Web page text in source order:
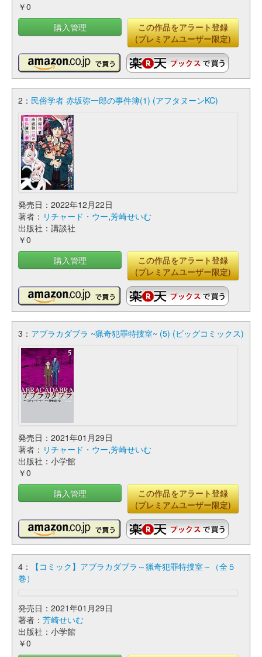
￥0
購入管理
この作品をアラート登録
(プレミアムユーザー限定)
2： 民俗学者 赤坂弥一郎の事件簿(1) (アフタヌーンKC)
発売日：2022年12月22日
著者： リチャード・ウー,芳崎せいむ
出版社：講談社
￥0
購入管理
この作品をアラート登録
(プレミアムユーザー限定)
3： アブラカダブラ ~猟奇犯罪特捜室~ (5) (ビッグコミックス)
発売日：2021年01月29日
著者： リチャード・ウー,芳崎せいむ
出版社：小学館
￥0
購入管理
この作品をアラート登録
(プレミアムユーザー限定)
4：
【コミック】アブラカダブラ～猟奇犯罪特捜室～（全５
巻）
発売日：2021年01月29日
著者： 芳崎せいむ
出版社：小学館
￥0